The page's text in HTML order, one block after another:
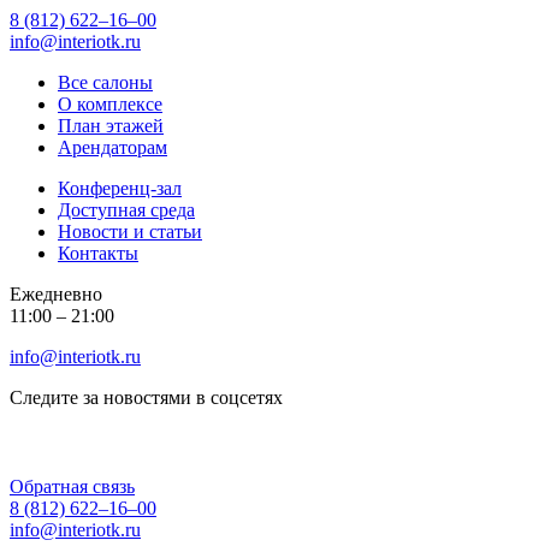
8 (812) 622‒16‒00
info@interiotk.ru
Все салоны
О комплексе
План этажей
Арендаторам
Конференц-зал
Доступная среда
Новости и статьи
Контакты
Ежедневно
11:00 ‒ 21:00
info@interiotk.ru
Следите за новостями в соцсетях
Обратная связь
8 (812) 622‒16‒00
info@interiotk.ru